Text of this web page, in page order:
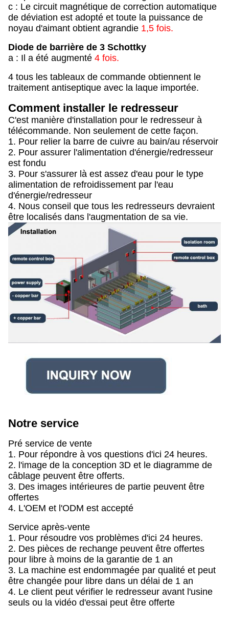
c : Le circuit magnétique de correction automatique
de déviation est adopté et toute la puissance de
noyau d'aimant obtient agrandie 1,5 fois.
Diode de barrière de 3 Schottky
a : Il a été augmenté 4 fois.
4 tous les tableaux de commande obtiennent le
traitement antiseptique avec la laque importée.
Comment installer le redresseur
C'est manière d'installation pour le redresseur à
télécommande. Non seulement de cette façon.
1. Pour relier la barre de cuivre au bain/au réservoir
2. Pour assurer l'alimentation d'énergie/redresseur
est fondu
3. Pour s'assurer là est assez d'eau pour le type
alimentation de refroidissement par l'eau
d'énergie/redresseur
4. Nous conseil que tous les redresseurs devraient
être localisés dans l'augmentation de sa vie.
Notre service
Pré service de vente
1. Pour répondre à vos questions d'ici 24 heures.
2. l'image de la conception 3D et le diagramme de
câblage peuvent être offerts.
3. Des images intérieures de partie peuvent être
offertes
4. L'OEM et l'ODM est accepté
Service après-vente
1. Pour résoudre vos problèmes d'ici 24 heures.
2. Des pièces de rechange peuvent être offertes
pour libre à moins de la garantie de 1 an
3. La machine est endommagée par qualité et peut
être changée pour libre dans un délai de 1 an
4. Le client peut vérifier le redresseur avant l'usine
seuls ou la vidéo d'essai peut être offerte